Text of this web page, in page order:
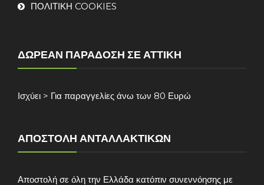
ΠΟΛΙΤΙΚΗ COOKIES
ΔΩΡΕΆΝ ΠΑΡΆΔΟΣΗ ΣΕ ΑΤΤΙΚΉ
Ισχύει > Για παραγγελίες άνω των 80 Ευρώ
ΑΠΟΣΤΟΛΉ ΑΝΤΑΛΛΑΚΤΙΚΏΝ
Αποστολή σε όλη την Ελλάδα κατόπιν συνεννόησης με